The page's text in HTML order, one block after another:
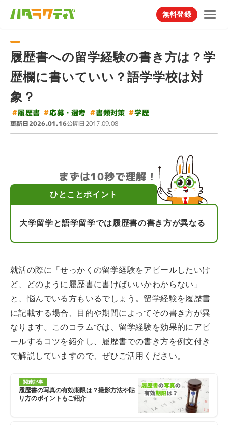
無料登録
履歴書への留学経験の書き方は？学
歴欄に書いていい？語学学校は対
象？
#履歴書 #応募・選考 #書類対策 #学歴
更新日2026.01.16公開日2017.09.08
まずは10秒で理解！
ひとことポイント
大学留学と語学留学では履歴書の書き方が異なる
就活の際に「せっかくの留学経験をアピールしたいけ
ど、どのように履歴書に書けばいいかわからない」
と、悩んでいる方もいるでしょう。留学経験を履歴書
に記載する場合、目的や期間によってその書き方が異
なります。このコラムでは、留学経験を効果的にアピ
ールするコツを紹介し、履歴書での書き方を例文付き
で解説していますので、ぜひご活用ください。
関連記事
履歴書の写真の有効期限は？撮影方法や貼
り方のポイントもご紹介